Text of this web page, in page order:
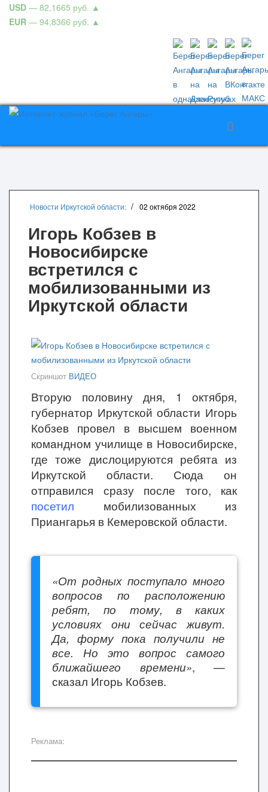
USD — 82,1665 руб. ▲
EUR — 94,8366 руб. ▲
Новости Иркутской области: 02 октября 2022
Игорь Кобзев в
Новосибирске
встретился с
мобилизованными из
Иркутской области
Скриншот ВИДЕО
Вторую половину дня, 1 октября,
губернатор Иркутской области Игорь
Кобзев провел в высшем военном
командном училище в Новосибирске,
где тоже дислоцируются ребята из
Иркутской области. Сюда он
отправился сразу после того, как
посетил мобилизованных из
Приангарья в Кемеровской области.
«От родных поступало много
вопросов по расположению
ребят, по тому, в каких
условиях они сейчас живут.
Да, форму пока получили не
все. Но это вопрос самого
ближайшего времени», —
сказал Игорь Кобзев.
Реклама: